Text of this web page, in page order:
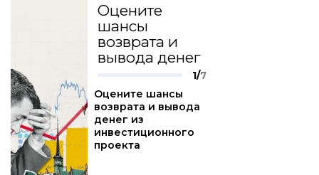
Оцените
шансы
возврата и
вывода денег
1/7
Оцените шансы
возврата и вывода
денег из
инвестиционного
проекта